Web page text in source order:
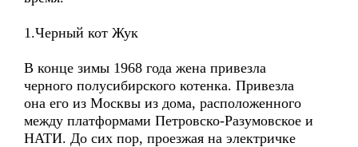
1.Черный кот Жук
В конце зимы 1968 года жена привезла
черного полусибирского котенка. Привезла
она его из Москвы из дома, расположенного
между платформами Петровско-Разумовское и
НАТИ. До сих пор, проезжая на электричке